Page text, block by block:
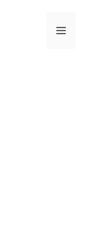
Menu